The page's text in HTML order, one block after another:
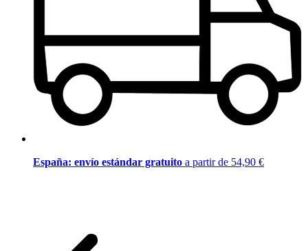
España: envío estándar gratuito a partir de 54,90 €